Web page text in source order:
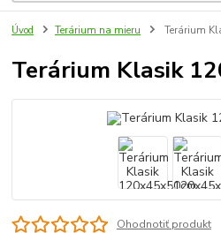
Úvod Terárium na mieru Terárium
Terárium Klasik
Ohodnotiť produkt